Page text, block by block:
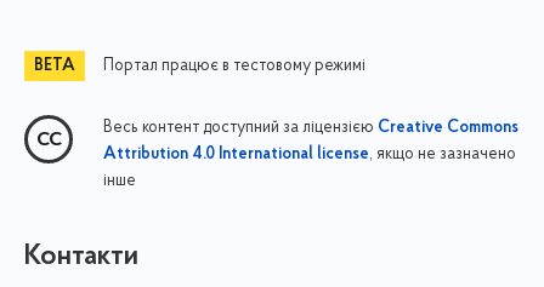
Портал працює в тестовому режимі
Весь контент доступний за ліцензією Creative Commons
Attribution 4.0 International license, якщо не зазначено
інше
Контакти